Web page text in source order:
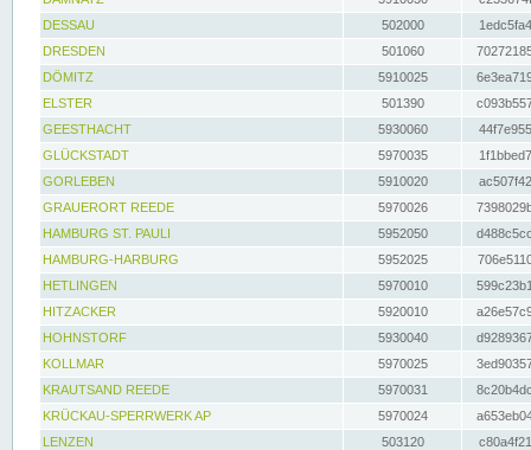
DESSAU
502000
DRESDEN
501060
DÖMITZ
5910025
ELSTER
501390
GEESTHACHT
5930060
GLÜCKSTADT
5970035
GORLEBEN
5910020
GRAUERORT REEDE
5970026
HAMBURG ST. PAULI
5952050
HAMBURG-HARBURG
5952025
HETLINGEN
5970010
HITZACKER
5920010
HOHNSTORF
5930040
KOLLMAR
5970025
KRAUTSAND REEDE
5970031
KRÜCKAU-SPERRWERK AP
5970024
LENZEN
503120